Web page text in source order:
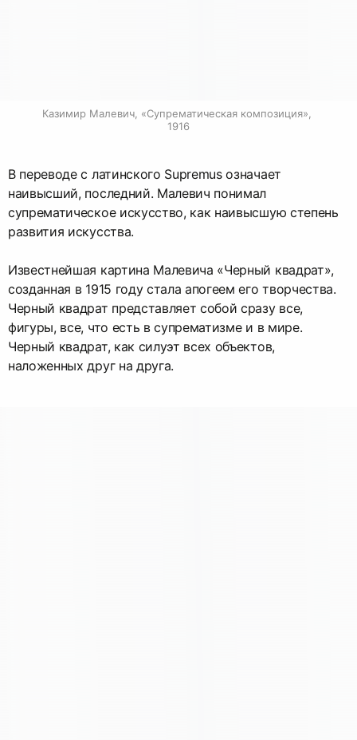
Казимир Малевич, «Супрематическая композиция»,
1916
В переводе с латинского Supremus означает
наивысший, последний. Малевич понимал
супрематическое искусство, как наивысшую степень
развития искусства.
Известнейшая картина Малевича «Черный квадрат»,
созданная в 1915 году стала апогеем его творчества.
Черный квадрат представляет собой сразу все,
фигуры, все, что есть в супрематизме и в мире.
Черный квадрат, как силуэт всех объектов,
наложенных друг на друга.